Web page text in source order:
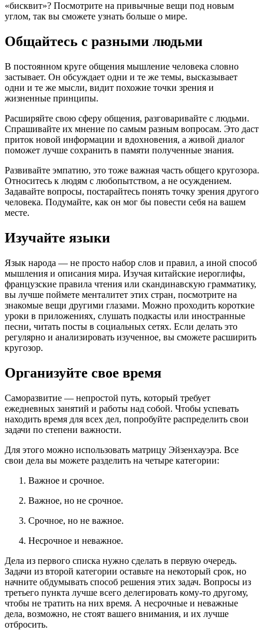
«бисквит»? Посмотрите на привычные вещи под новым
углом, так вы сможете узнать больше о мире.
Общайтесь с разными людьми
В постоянном круге общения мышление человека словно
застывает. Он обсуждает одни и те же темы, высказывает
одни и те же мысли, видит похожие точки зрения и
жизненные принципы.
Расширяйте свою сферу общения, разговаривайте с людьми.
Спрашивайте их мнение по самым разным вопросам. Это даст
приток новой информации и вдохновения, а живой диалог
поможет лучше сохранить в памяти полученные знания.
Развивайте эмпатию, это тоже важная часть общего кругозора.
Относитесь к людям с любопытством, а не осуждением.
Задавайте вопросы, постарайтесь понять точку зрения другого
человека. Подумайте, как он мог бы повести себя на вашем
месте.
Изучайте языки
Язык народа — не просто набор слов и правил, а иной способ
мышления и описания мира. Изучая китайские иероглифы,
французские правила чтения или скандинавскую грамматику,
вы лучше поймете менталитет этих стран, посмотрите на
знакомые вещи другими глазами. Можно проходить короткие
уроки в приложениях, слушать подкасты или иностранные
песни, читать посты в социальных сетях. Если делать это
регулярно и анализировать изученное, вы сможете расширить
кругозор.
Организуйте свое время
Саморазвитие — непростой путь, который требует
ежедневных занятий и работы над собой. Чтобы успевать
находить время для всех дел, попробуйте распределить свои
задачи по степени важности.
Для этого можно использовать матрицу Эйзенхауэра. Все
свои дела вы можете разделить на четыре категории:
Важное и срочное.
Важное, но не срочное.
Срочное, но не важное.
Несрочное и неважное.
Дела из первого списка нужно сделать в первую очередь.
Задачи из второй категории оставьте на некоторый срок, но
начните обдумывать способ решения этих задач. Вопросы из
третьего пункта лучше всего делегировать кому-то другому,
чтобы не тратить на них время. А несрочные и неважные
дела, возможно, не стоят вашего внимания, и их лучше
отбросить.